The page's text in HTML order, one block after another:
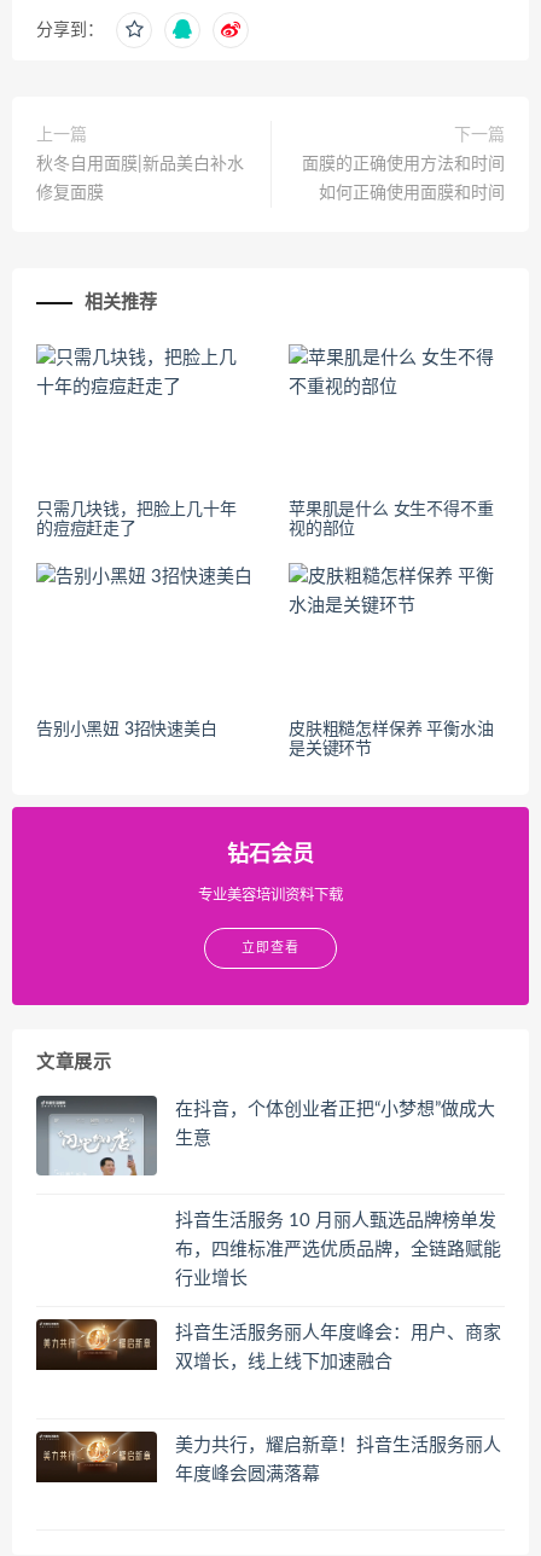
分享到：
上一篇
秋冬自用面膜|新品美白补水
修复面膜
下一篇
面膜的正确使用方法和时间
如何正确使用面膜和时间
相关推荐
只需几块钱，把脸上几十年
的痘痘赶走了
苹果肌是什么 女生不得不重
视的部位
告别小黑妞 3招快速美白
皮肤粗糙怎样保养 平衡水油
是关键环节
钻石会员
专业美容培训资料下载
立即查看
文章展示
在抖音，个体创业者正把“小梦想”做成大
生意
抖音生活服务 10 月丽人甄选品牌榜单发
布，四维标准严选优质品牌，全链路赋能
行业增长
抖音生活服务丽人年度峰会：用户、商家
双增长，线上线下加速融合
美力共行，耀启新章！抖音生活服务丽人
年度峰会圆满落幕